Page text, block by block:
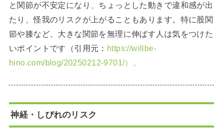
と関節が不安定になり、ちょっとした動きで違和感が出
たり、怪我のリスクが上がることもあります。特に股関
節や膝など、大きな関節を無理に伸ばす人は気をつけた
いポイントです（引用元： https://willbe-
hino.com/blog/20250212-9701/）。
神経・しびれのリスク